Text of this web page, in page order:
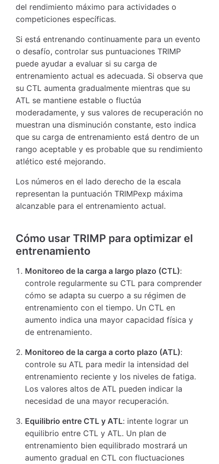
del rendimiento máximo para actividades o
competiciones específicas.
Si está entrenando continuamente para un evento
o desafío, controlar sus puntuaciones TRIMP
puede ayudar a evaluar si su carga de
entrenamiento actual es adecuada. Si observa que
su CTL aumenta gradualmente mientras que su
ATL se mantiene estable o fluctúa
moderadamente, y sus valores de recuperación no
muestran una disminución constante, esto indica
que su carga de entrenamiento está dentro de un
rango aceptable y es probable que su rendimiento
atlético esté mejorando.
Los números en el lado derecho de la escala
representan la puntuación TRIMPexp máxima
alcanzable para el entrenamiento actual.
Cómo usar TRIMP para optimizar el
entrenamiento
Monitoreo de la carga a largo plazo (CTL):
controle regularmente su CTL para comprender
cómo se adapta su cuerpo a su régimen de
entrenamiento con el tiempo. Un CTL en
aumento indica una mayor capacidad física y
de entrenamiento.
Monitoreo de la carga a corto plazo (ATL):
controle su ATL para medir la intensidad del
entrenamiento reciente y los niveles de fatiga.
Los valores altos de ATL pueden indicar la
necesidad de una mayor recuperación.
Equilibrio entre CTL y ATL: intente lograr un
equilibrio entre CTL y ATL. Un plan de
entrenamiento bien equilibrado mostrará un
aumento gradual en CTL con fluctuaciones